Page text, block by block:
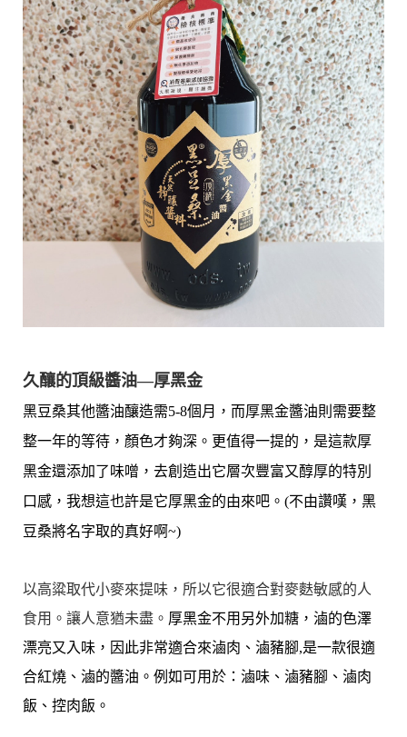
久釀的頂級醬油—厚黑金
黑豆桑其他醬油釀造需5-8個月，而厚黑金醬油則需要整
整一年的等待，顏色才夠深。更值得一提的， 是這款厚
黑金還添加了味噌，去創造出它層次豐富又醇厚的特別
口感， 我想這也許是它厚黑金的由來吧。(不由讚嘆，黑
豆桑將名字取的真好啊~)
以高粱取代小麥來提味，所以它很適合對麥麩敏感的人
食用。讓人意猶未盡。 厚黑金不用另外加糖 ， 滷的色澤
漂亮又入味 ， 因此非常適合來滷肉、滷豬腳,是一款很適
合紅燒、滷的醬油。例如可用於：滷味、滷豬腳 、 滷肉
飯、控肉飯。